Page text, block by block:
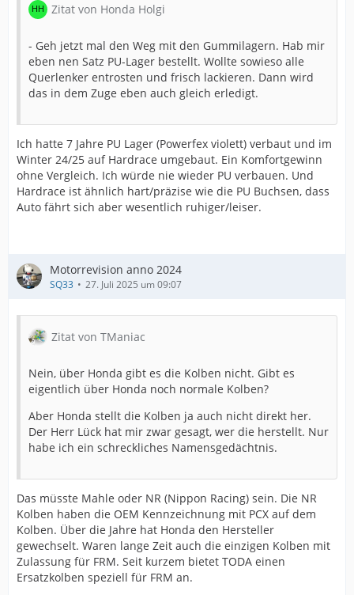
Zitat von Honda Holgi
- Geh jetzt mal den Weg mit den Gummilagern. Hab mir
eben nen Satz PU-Lager bestellt. Wollte sowieso alle
Querlenker entrosten und frisch lackieren. Dann wird
das in dem Zuge eben auch gleich erledigt.
Ich hatte 7 Jahre PU Lager (Powerfex violett) verbaut und im
Winter 24/25 auf Hardrace umgebaut. Ein Komfortgewinn
ohne Vergleich. Ich würde nie wieder PU verbauen. Und
Hardrace ist ähnlich hart/präzise wie die PU Buchsen, dass
Auto fährt sich aber wesentlich ruhiger/leiser.
Motorrevision anno 2024
SQ33 27. Juli 2025 um 09:07
Zitat von TManiac
Nein, über Honda gibt es die Kolben nicht. Gibt es
eigentlich über Honda noch normale Kolben?
Aber Honda stellt die Kolben ja auch nicht direkt her.
Der Herr Lück hat mir zwar gesagt, wer die herstellt. Nur
habe ich ein schreckliches Namensgedächtnis.
Das müsste Mahle oder NR (Nippon Racing) sein. Die NR
Kolben haben die OEM Kennzeichnung mit PCX auf dem
Kolben. Über die Jahre hat Honda den Hersteller
gewechselt. Waren lange Zeit auch die einzigen Kolben mit
Zulassung für FRM. Seit kurzem bietet TODA einen
Ersatzkolben speziell für FRM an.